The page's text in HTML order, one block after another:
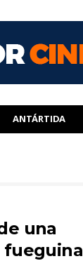
ANTÁRTIDA
una
fueguina